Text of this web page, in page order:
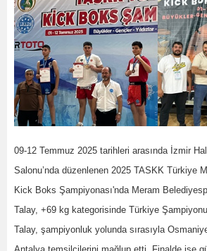
09-12 Temmuz 2025 tarihleri arasında İzmir
Salonu’nda düzenlenen 2025 TASKK Türkiye
Kick Boks Şampiyonası'nda Meram
Talay, +69 kg kategorisinde Türkiye
Talay, şampiyonluk yolunda sırasıyla